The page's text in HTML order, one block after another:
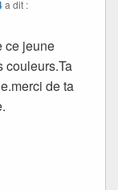
a dit :
ce jeune
couleurs.Ta
de ta